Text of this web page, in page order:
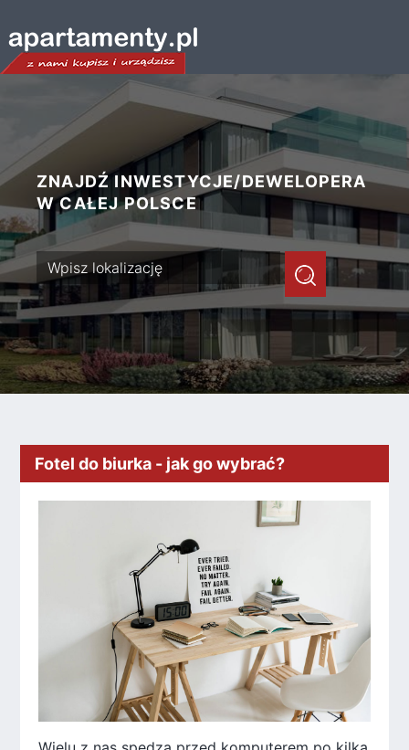
ZNAJDŹ INWESTYCJE/DEWELOPERA
W CAŁEJ POLSCE
Fotel do biurka - jak go wybrać?